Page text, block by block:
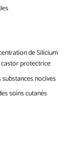
de Silicium
protectrice
nocives
soins cutanés